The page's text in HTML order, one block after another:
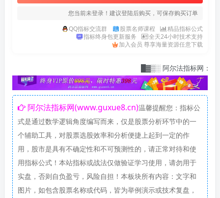
您当前未登录！建议登陆后购买，可保存购买订单
QQ指标交流群
股票名师课程
精品指标公式
指标终身包更新服务
全天24小时技术支持
加入会员 尊享海量资源任意下载
█▓▒░ 阿尔法指标网：指标爱好者的乐园
阿尔法指标网(www.guxue8.cn)温馨提醒您：指标公
式是通过数学逻辑角度编写而来，仅是股票分析环节中的一
个辅助工具，对股票选股效率和分析便捷上起到一定的作
用，股市是具有不确定性和不可预测性的，请正常对待和使
用指标公式！本站指标或战法仅做验证学习使用，请勿用于
实盘，否则自负盈亏，风险自担！本板块所有内容：文字和
图片，如包含股票名称或代码，皆为举例演示或技术复盘，